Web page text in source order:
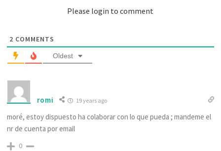
Please login to comment
2 COMMENTS
Oldest
romi 19 years ago
moré, estoy dispuesto ha colaborar con lo que pueda ; mandeme el
nr de cuenta por email
0